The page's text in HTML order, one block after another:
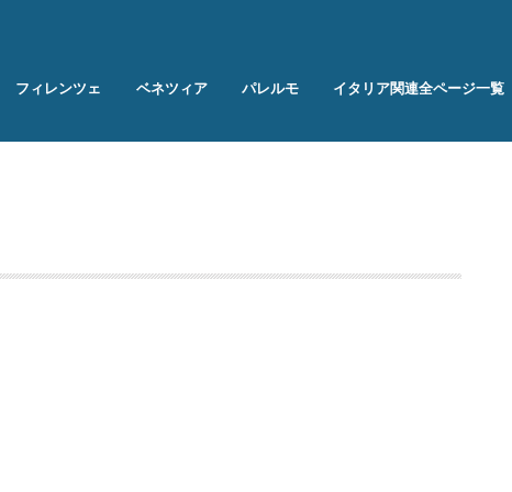
フィレンツェ ベネツィア パレルモ イタリア関連全ページ一覧